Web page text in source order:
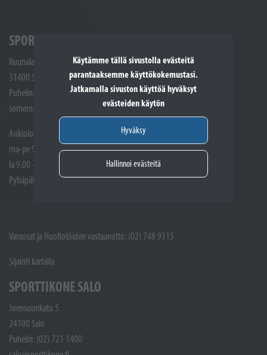
Käytämme tällä sivustolla evästeitä
parantaaksemme käyttökokemustasi.
Jatkamalla sivuston käyttöä hyväksyt
evästeiden käytön
Hyväksy
Hallinnoi evästeitä
SPORTTIKONE SOMERO
Ruunalantie 5
31400 Somero
Puhelin: (02) 748 9300
somero@sporttikone.fi
Aukioloajat
ma-pe 9.00 - 17.00
la 9.00 - 14.00
Pyhäpäivät suljettuna
Varaosat ja Huoltotöiden vastaanotto: (02) 748 9315
Sijainti kartalla
SPORTTIKONE SALO
Joensuunkatu 5
24100 Salo
Puhelin: (02) 721 1400